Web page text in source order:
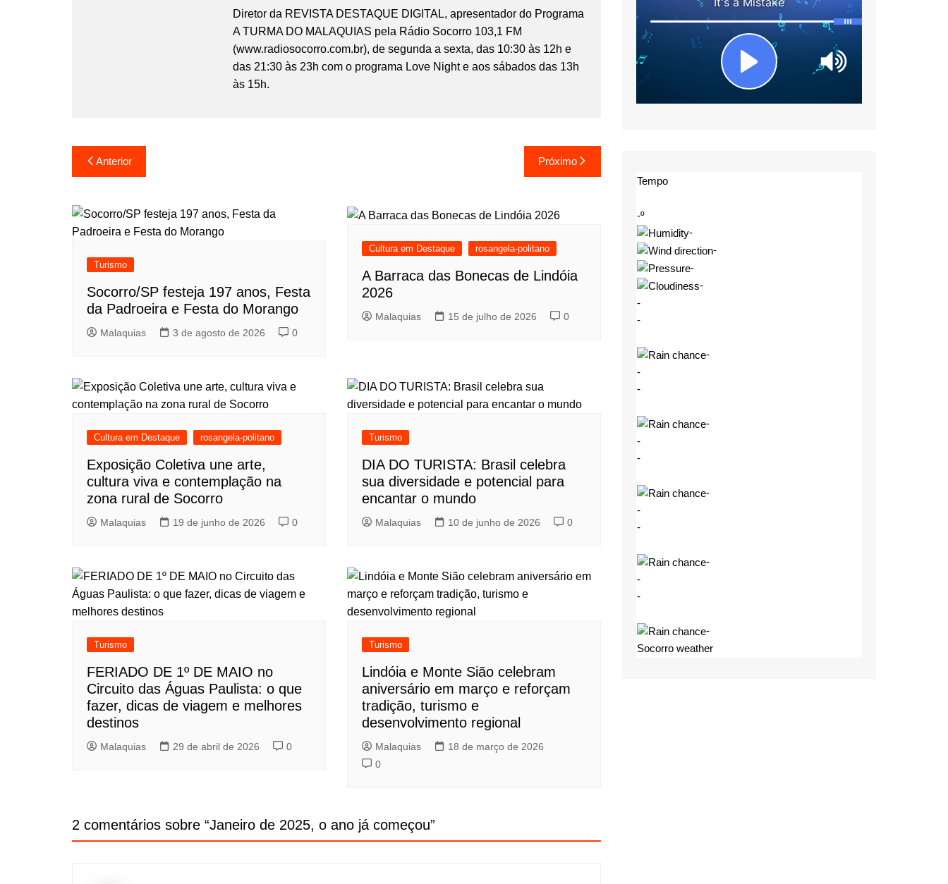
Diretor da REVISTA DESTAQUE DIGITAL, apresentador do Programa
A TURMA DO MALAQUIAS pela Rádio Socorro 103,1 FM
(www.radiosocorro.com.br), de segunda a sexta, das 10:30 às 12h e
das 21:30 às 23h com o programa Love Night e aos sábados das 13h
às 15h.
Anterior Próximo
Turismo
Socorro/SP festeja 197 anos, Festa
da Padroeira e Festa do Morango
Malaquias 3 de agosto de 2026 0
Cultura em Destaque rosangela-politano
A Barraca das Bonecas de Lindóia
2026
Malaquias 15 de julho de 2026 0
Cultura em Destaque rosangela-politano
Exposição Coletiva une arte,
cultura viva e contemplação na
zona rural de Socorro
Malaquias 19 de junho de 2026 0
Turismo
DIA DO TURISTA: Brasil celebra
sua diversidade e potencial para
encantar o mundo
Malaquias 10 de junho de 2026 0
Turismo
FERIADO DE 1º DE MAIO no
Circuito das Águas Paulista: o que
fazer, dicas de viagem e melhores
destinos
Malaquias 29 de abril de 2026 0
Turismo
Lindóia e Monte Sião celebram
aniversário em março e reforçam
tradição, turismo e
desenvolvimento regional
Malaquias
18 de março de 2026
0
2 comentários sobre “Janeiro de 2025, o ano já começou”
Tempo
-º
-
-
-
-
-
-
-
-
-
-
-
-
-
-
-
-
-
-
-
Socorro weather